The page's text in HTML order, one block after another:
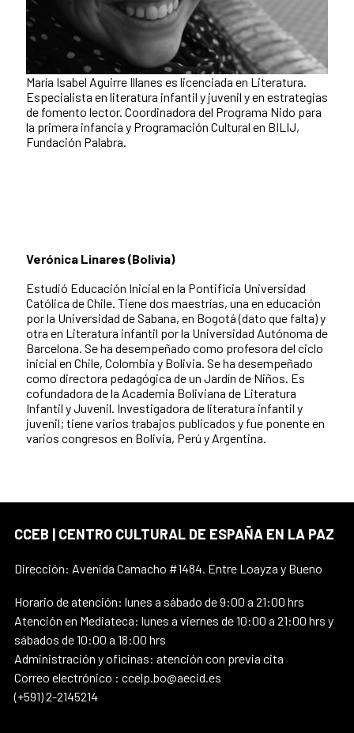
María Isabel Aguirre Illanes es licenciada en Literatura.
Especialista en literatura infantil y juvenil y en estrategias
de fomento lector. Coordinadora del Programa Nido para
la primera infancia y Programación Cultural en BILIJ,
Fundación Palabra.
Verónica Linares (Bolivia)
Estudió Educación Inicial en la Pontificia Universidad
Católica de Chile. Tiene dos maestrías, una en educación
por la Universidad de Sabana, en Bogotá (dato que falta) y
otra en Literatura infantil por la Universidad Autónoma de
Barcelona. Se ha desempeñado como profesora del ciclo
inicial en Chile, Colombia y Bolivia. Se ha desempeñado
como directora pedagógica de un Jardín de Niños. Es
cofundadora de la Academia Boliviana de Literatura
Infantil y Juvenil. Investigadora de literatura infantil y
juvenil; tiene varios trabajos publicados y fue ponente en
varios congresos en Bolivia, Perú y Argentina.
CCEB | CENTRO CULTURAL DE ESPAÑA EN LA PAZ
Dirección: Avenida Camacho #1484. Entre Loayza y Bueno
Horario de atención: lunes a sábado de 9:00 a 21:00 hrs
Atención en Mediateca: lunes a viernes de 10:00 a 21:00 hrs y
sábados de 10:00 a 18:00 hrs
Administración y oficinas: atención con previa cita
Correo electrónico : ccelp.bo@aecid.es
(+591) 2-2145214